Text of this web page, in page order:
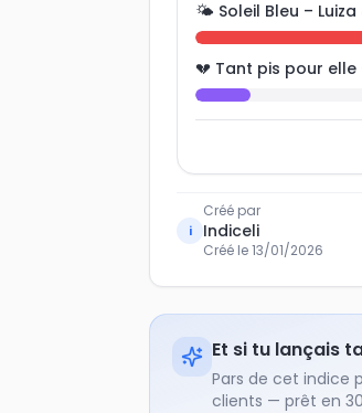
🌤️ Soleil Bleu – Luiza
💔 Tant pis pour
i
Créé par
Indiceli
Créé le13/01/2026
Et si tu lançais
Pars de cet indice
clients — prêt en